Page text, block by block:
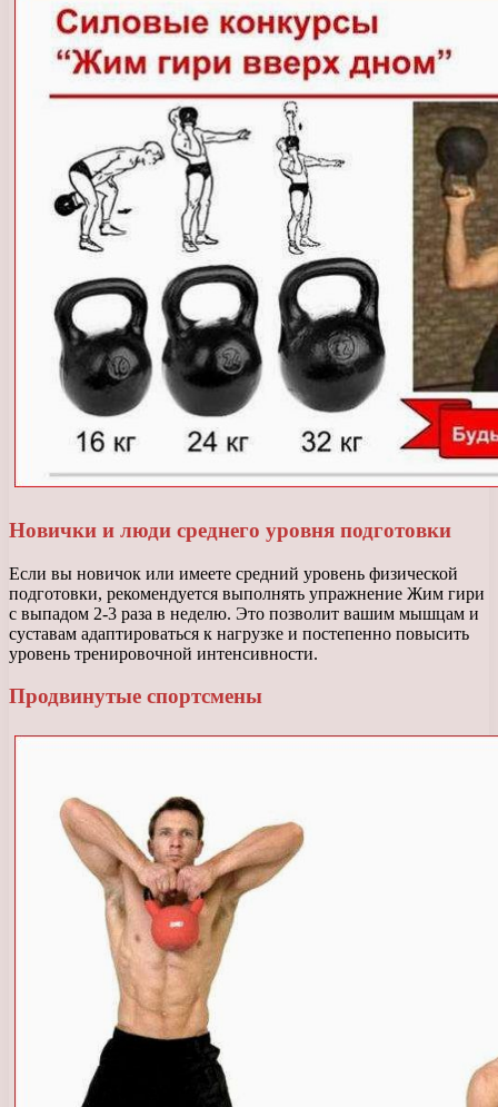
Новички и люди среднего уровня подготовки
Если вы новичок или имеете средний уровень физической
подготовки, рекомендуется выполнять упражнение Жим гири
с выпадом 2-3 раза в неделю. Это позволит вашим мышцам и
суставам адаптироваться к нагрузке и постепенно повысить
уровень тренировочной интенсивности.
Продвинутые спортсмены